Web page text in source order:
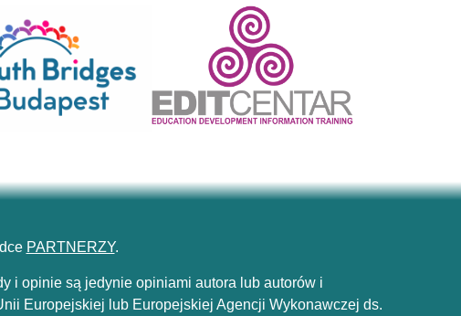
PARTNERZY.
i opinie są jedynie opiniami autora lub autorów i
Europejskiej lub Europejskiej Agencji Wykonawczej ds.